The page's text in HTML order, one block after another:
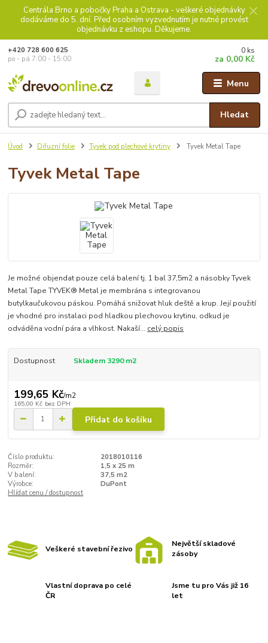
Centrála Brno a pobočky Praha a Ostrava - veškeré objednávky
dodáváme do 5. dní. Před osobním vyzvednutím je nutné provést
objednávku z eshopu. Děkujeme.
Menu
Hledat
+420 728 600 625
po - pá 7:00 - 15:00
0 ks
za 0,00 Kč
Úvod Difuzní folie Tyvek pod plechové krytiny Tyvek Metal Tape
Tyvek Metal Tape
Je možné objendat pouze celá balení tj. 1 bal 37,5m2 a násobky Tyvek
Metal Tape TYVEK® Metal je membrána s integrovanou
butylkaučukovou páskou. Pomáhá snižovat hluk deště a krup. Její použití
je vhodné pro instalaci pod hladkou plechovou krytinu, odkud je
odváděna vodní pára a vlhkost. Nakaší... celý popis
Dostupnost Skladem 3290 m2
199,65 Kč/m2
165,00 Kč bez DPH
Přidat do košíku
Číslo produktu:
2018010116
Rozměr:
1,5 x 25 m
V balení:
37,5 m2
Výrobce:
DuPont
Hlídat cenu / dostupnost
Veškeré stavební řezivo
Největší skladové
zásoby
Vlastní doprava po celé
ČR
Jsme tu pro Vás již 16
let